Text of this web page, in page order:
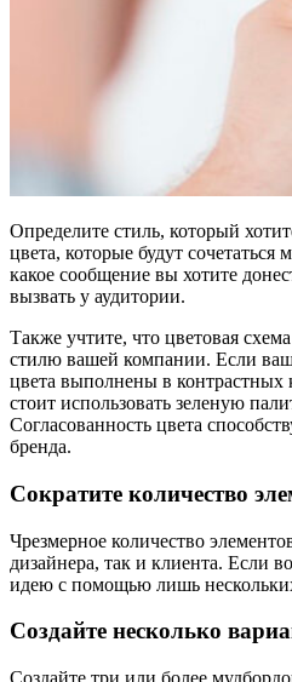
Определите стиль, который
цвета, которые будут
какое сообщение вы хотите
вызвать у аудитории.
Также учтите, что цветовая
стилю вашей компании. Если
цвета выполнены в контрастных
стоит использовать зеленую
Согласованность цвета
бренда.
Сократите количество
Чрезмерное количество
дизайнера, так и клиента. Если
идею с помощью лишь
Создайте несколько